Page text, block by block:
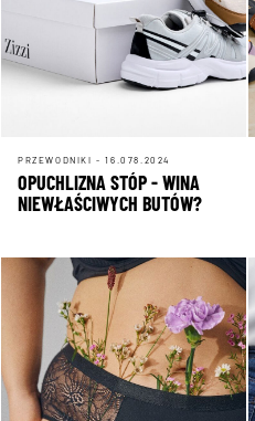
PRZEWODNIKI - 16.078.2024
OPUCHLIZNA STÓP - WINA
NIEWŁAŚCIWYCH BUTÓW?